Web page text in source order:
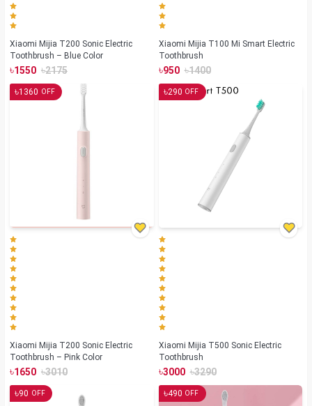
Xiaomi Mijia T200 Sonic Electric
Toothbrush – Blue Color
৳1550 ৳2175
Xiaomi Mijia T100 Mi Smart Electric
Toothbrush
৳950 ৳1400
৳1360 OFF
Xiaomi Mijia T200 Sonic Electric
Toothbrush – Pink Color
৳1650 ৳3010
৳290 OFF
Xiaomi Mijia T500 Sonic Electric
Toothbrush
৳3000 ৳3290
৳90 OFF ৳490 OFF